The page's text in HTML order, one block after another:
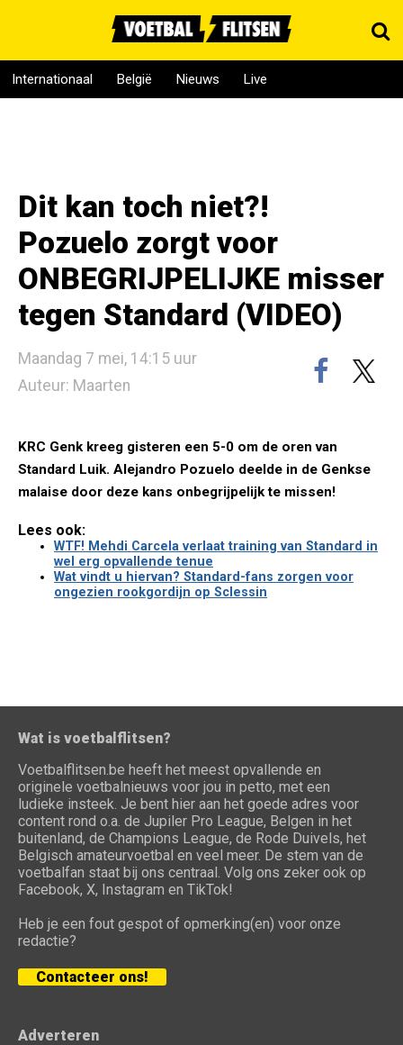
Internationaal België Nieuws Live
Dit kan toch niet?!
Pozuelo zorgt voor
ONBEGRIJPELIJKE misser
tegen Standard (VIDEO)
Maandag 7 mei, 14:15 uur
Auteur: Maarten
KRC Genk kreeg gisteren een 5-0 om de oren van
Standard Luik. Alejandro Pozuelo deelde in de Genkse
malaise door deze kans onbegrijpelijk te missen!
Lees ook:
WTF! Mehdi Carcela verlaat training van Standard in
wel erg opvallende tenue
Wat vindt u hiervan? Standard-fans zorgen voor
ongezien rookgordijn op Sclessin
Wat is voetbalflitsen?
Voetbalflitsen.be heeft het meest opvallende en
originele voetbalnieuws voor jou in petto, met een
ludieke insteek. Je bent hier aan het goede adres voor
content rond o.a. de Jupiler Pro League, Belgen in het
buitenland, de Champions League, de Rode Duivels, het
Belgisch amateurvoetbal en veel meer. De stem van de
voetbalfan staat bij ons centraal. Volg ons zeker ook op
Facebook, X, Instagram en TikTok!
Heb je een fout gespot of opmerking(en) voor onze
redactie?
Contacteer ons!
Adverteren